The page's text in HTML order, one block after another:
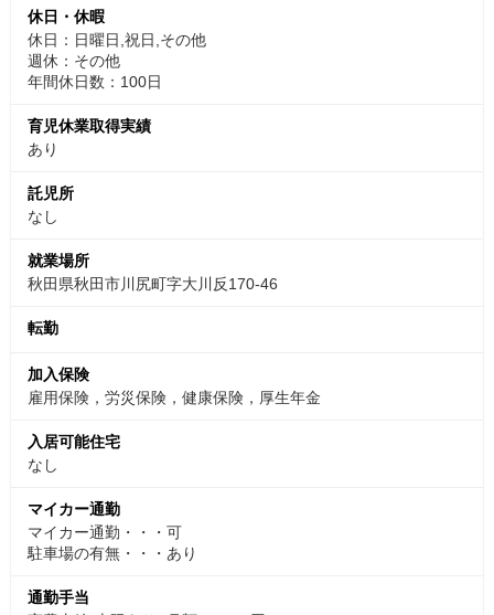
休日・休暇
休日：日曜日,祝日,その他
週休：その他
年間休日数：100日
育児休業取得実績
あり
託児所
なし
就業場所
秋田県秋田市川尻町字大川反170-46
転勤
加入保険
雇用保険，労災保険，健康保険，厚生年金
入居可能住宅
なし
マイカー通勤
マイカー通勤・・・可
駐車場の有無・・・あり
通勤手当